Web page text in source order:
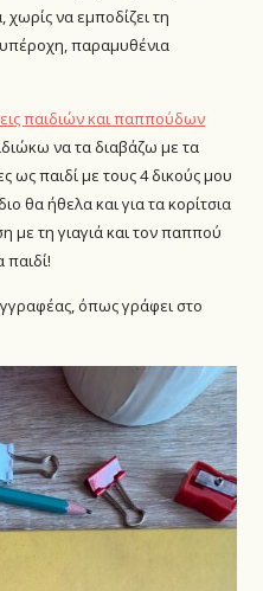
να εμποδίζει τη
παραμυθένια
παιδιών και παππούδων
να τα διαβάζω με τα
ως παιδί με τους 4 δικούς μου
θα ήθελα και για τα κορίτσια
με τη γιαγιά και τον παππού
παιδί!
όπως γράφει στο